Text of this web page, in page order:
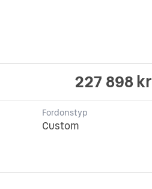
227 898 kr
Fordonstyp
Custom